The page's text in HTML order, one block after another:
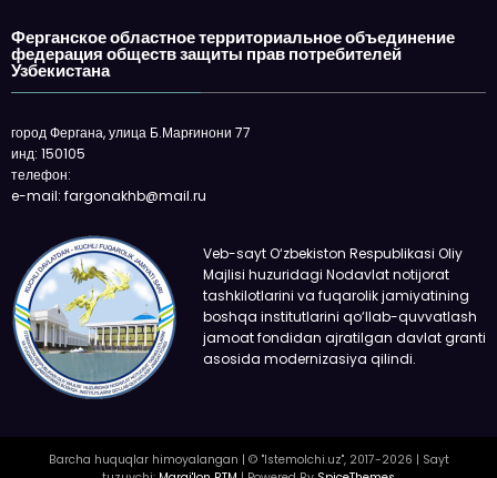
Ферганское областное территориальное объединение
федерация обществ защиты прав потребителей
Узбекистана
город Фергана, улица Б.Марғинони 77
инд: 150105
телефон:
e-mail: fargonakhb@mail.ru
Veb-sayt O‘zbekiston Respublikasi Oliy
Majlisi huzuridagi Nodavlat notijorat
tashkilotlarini va fuqarolik jamiyatining
boshqa institutlarini qo‘llab-quvvatlash
jamoat fondidan ajratilgan davlat granti
asosida modernizasiya qilindi.
Barcha huquqlar himoyalangan | © "Istemolchi.uz", 2017-2026 | Sayt